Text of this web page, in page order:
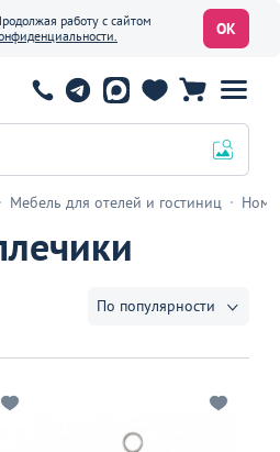
работу с сайтом
ОК
Мебель для отелей и гостиниц
По популярности